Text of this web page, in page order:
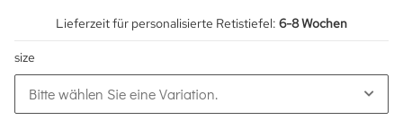
Lieferzeit für personalisierte Retistiefel: 6-8 Wochen
size
Bitte wählen Sie eine Variation.